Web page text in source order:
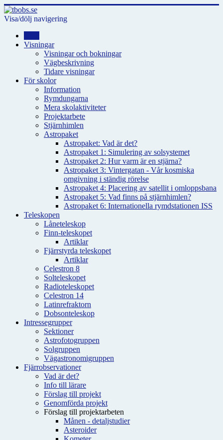
Visa/dölj navigering
Visningar
Visningar och bokningar
Vägbeskrivning
Tidare visningar
För skolor
Information
Rymdungarna
Mera skolaktiviteter
Projektarbete
Stjärnhimlen
Astropaket
Astropaket: Vad är det?
Astropaket 1: Simulering av solsystemet
Astropaket 2: Hur varm är en stjärna?
Astropaket 3: Vintergatan - Vår kosmiska
omgivning i ständig rörelse
Astropaket 4: Placering av satellit i omloppsbana
Astropaket 5: Vad finns på stjärnhimlen?
Astropaket 6: Internationella rymdstationen ISS
Teleskopen
Låneteleskop
Finn-teleskopet
Artiklar
Fjärrstyrda teleskopet
Artiklar
Celestron 8
Solteleskopet
Radioteleskopet
Celestron 14
Latinrefraktorn
Dobsonteleskop
Intressegrupper
Sektioner
Astrofotogruppen
Solgruppen
Vägastronomigruppen
Fjärrobservationer
Vad är det?
Info till lärare
Förslag till projekt
Genomförda projekt
Förslag till projektarbeten
Månen - detaljstudier
Asteroider